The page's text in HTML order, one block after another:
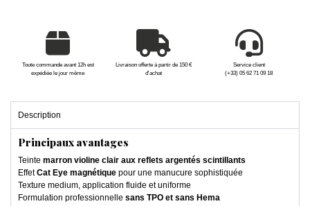
Toute commande avant 12h est
expédiée le jour même
Livraison offerte à partir de 150 €
d'achat
Service client
(+33) 05 62 71 09 18
Description
Principaux avantages
Teinte marron violine clair aux reflets argentés scintillants
EffetCat Eye magnétique pour une manucure sophistiquée
Texture medium, application fluide et uniforme
Formulation professionnelle sans TPO et sans Hema